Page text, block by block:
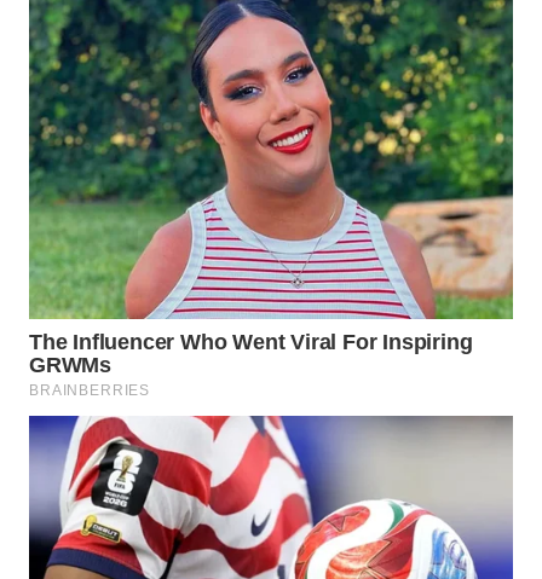
WN
DEPOK
WN
TAPANULI
UTARA
WN
SAMOSIR
WN
PADANG
LAWAS
WN
SUMEDANG
WN
CIANJUR